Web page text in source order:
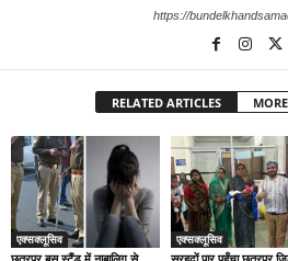
https://
RELATED ARTICLES
एक्सक्लूसिव एक्सक्लूसिव